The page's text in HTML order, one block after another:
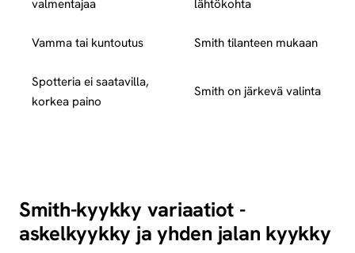
valmentajaa
lähtökohta
Vamma tai kuntoutus Smith tilanteen mukaan
Spotteria ei saatavilla,
korkea paino
Smith on järkevä valinta
Smith-kyykky variaatiot -
askelkyykky ja yhden jalan kyykky